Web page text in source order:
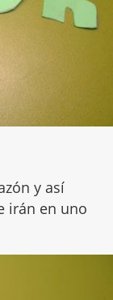
y así
irán en uno